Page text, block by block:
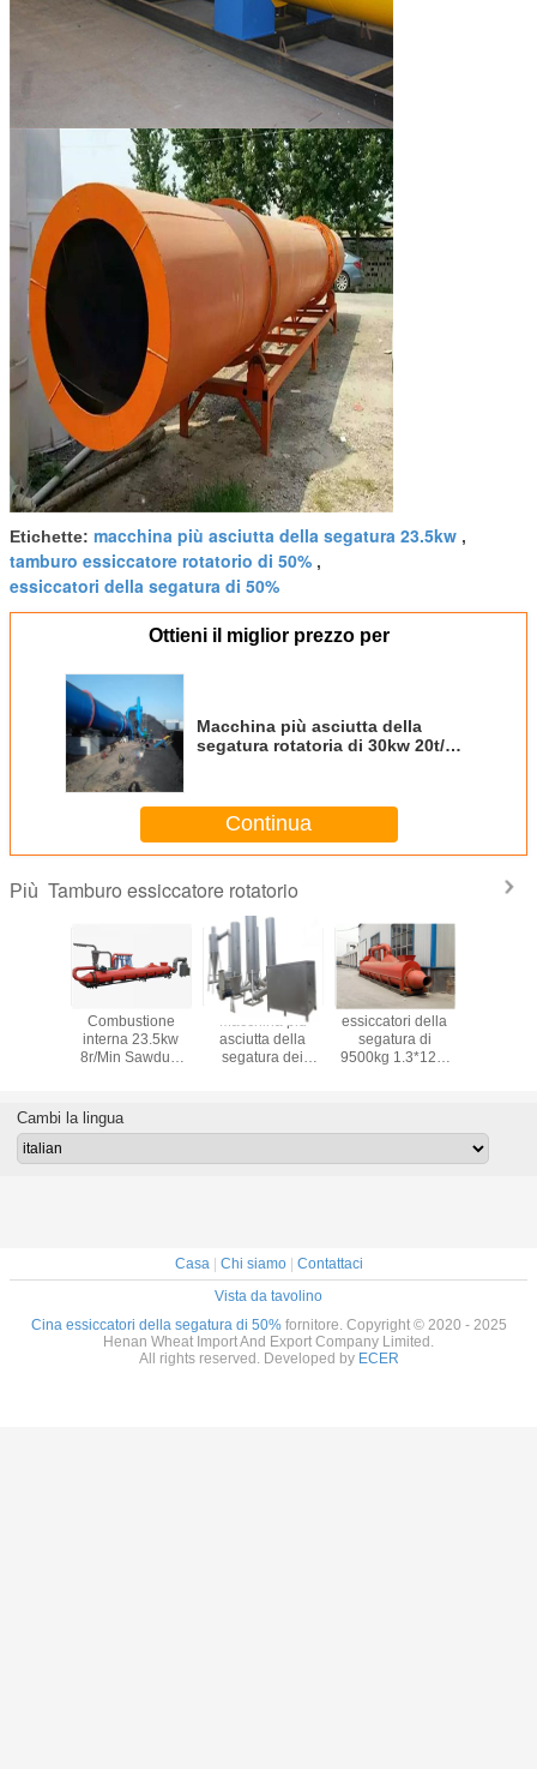
Etichette: macchina più asciutta della segatura 23.5kw ,
tamburo essiccatore rotatorio di 50% ,
essiccatori della segatura di 50%
Ottieni il miglior prezzo per
Macchina più asciutta della
segatura rotatoria di 30kw 20t/H
Continua
Più Tamburo essiccatore rotatorio
Combustione
interna 23.5kw
8r/Min Sawdust
Macchina più
asciutta della
segatura dei
essiccatori della
segatura di
9500kg 1.3*12m
Cambi la lingua
Casa| Chi siamo| Contattaci
Vista da tavolino
Cina essiccatori della segatura di 50%fornitore. Copyright © 2020 - 2025
Henan Wheat Import And Export Company Limited.
All rights reserved. Developed by ECER